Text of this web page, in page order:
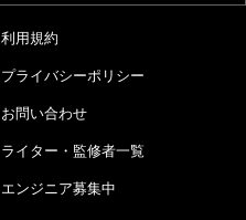
利用規約
プライバシーポリシー
お問い合わせ
ライター・監修者一覧
エンジニア募集中